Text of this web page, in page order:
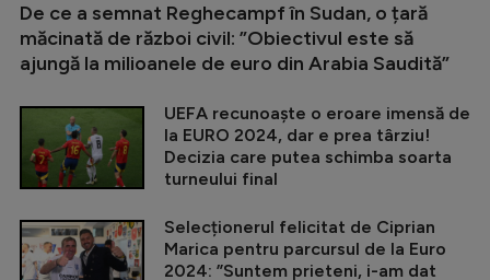
De ce a semnat Reghecampf în Sudan, o țară
măcinată de război civil: ”Obiectivul este să
ajungă la milioanele de euro din Arabia Saudită”
UEFA recunoaște o eroare imensă de
la EURO 2024, dar e prea târziu!
Decizia care putea schimba soarta
turneului final
Selecționerul felicitat de Ciprian
Marica pentru parcursul de la Euro
2024: ”Suntem prieteni, i-am dat